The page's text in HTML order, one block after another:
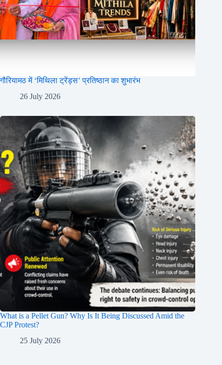
गौरियामठ में ‘मिथिला ट्रेंड्स’ प्रतिष्ठान का शुभारंभ
26 July 2026
What is a Pellet Gun? Why Is It Being Discussed Amid the
CJP Protest?
25 July 2026